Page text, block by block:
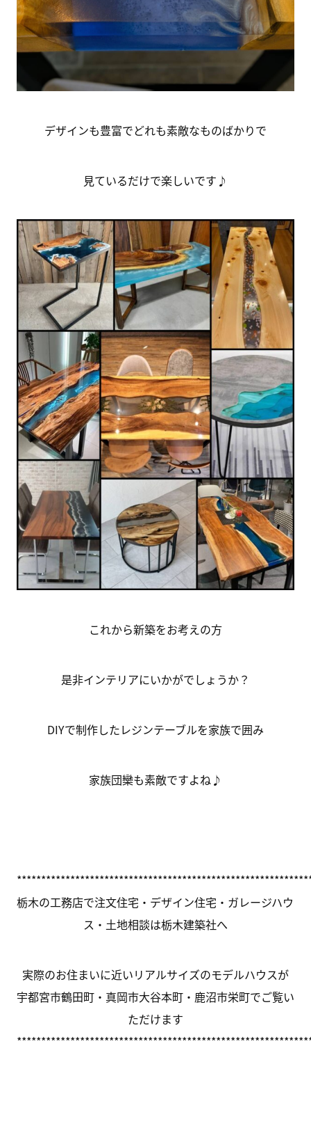
デザインも豊富でどれも素敵なものばかりで
見ているだけで楽しいです♪
これから新築をお考えの方
是非インテリアにいかがでしょうか？
DIYで制作したレジンテーブルを家族で囲み
家族団欒も素敵ですよね♪
栃木の工務店で注文住宅・デザイン住宅・ガレージハウ
ス・土地相談は栃木建築社へ
実際のお住まいに近いリアルサイズのモデルハウスが
宇都宮市鶴田町・真岡市大谷本町・鹿沼市栄町でご覧い
ただけます